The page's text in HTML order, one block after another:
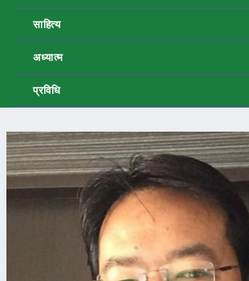
साहित्य
अध्यात्म
प्रविधि